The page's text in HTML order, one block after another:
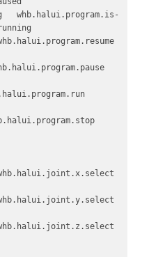
whb.halui.program.is-